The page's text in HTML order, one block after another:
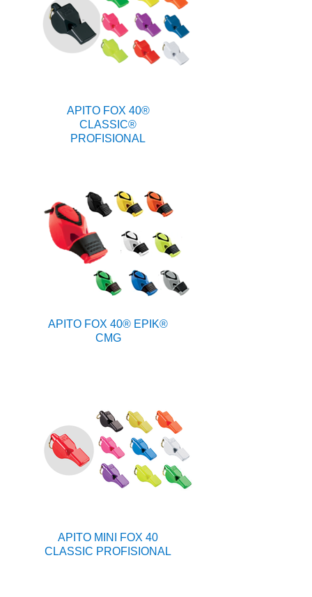
APITO FOX 40®
CLASSIC®
PROFISIONAL
APITO FOX 40® EPIK®
CMG
APITO MINI FOX 40
CLASSIC PROFISIONAL